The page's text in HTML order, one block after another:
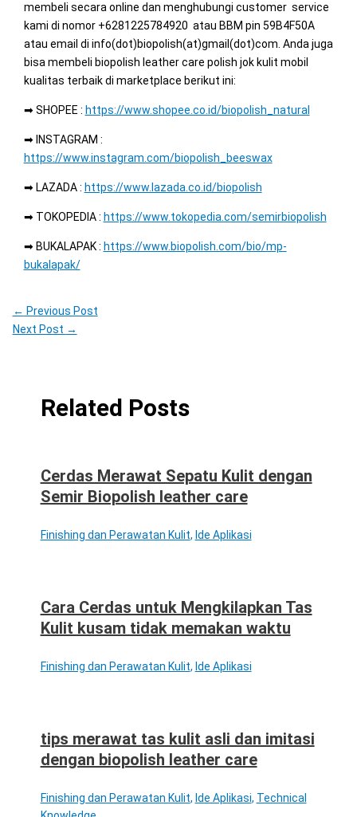
membeli secara online dan menghubungi customer service
kami di nomor +6281225784920 atau BBM pin 59B4F50A
atau email di info(dot)biopolish(at)gmail(dot)com. Anda juga
bisa membeli biopolish leather care polish jok kulit mobil
kualitas terbaik di marketplace berikut ini:
➡ SHOPEE : https://www.shopee.co.id/biopolish_natural
➡ INSTAGRAM :
https://www.instagram.com/biopolish_beeswax
➡ LAZADA : https://www.lazada.co.id/biopolish
➡ TOKOPEDIA : https://www.tokopedia.com/semirbiopolish
➡ BUKALAPAK : https://www.biopolish.com/bio/mp-
bukalapak/
← Previous Post
Next Post →
Related Posts
Cerdas Merawat Sepatu Kulit dengan
Semir Biopolish leather care
Finishing dan Perawatan Kulit, Ide Aplikasi
Cara Cerdas untuk Mengkilapkan Tas
Kulit kusam tidak memakan waktu
Finishing dan Perawatan Kulit, Ide Aplikasi
tips merawat tas kulit asli dan imitasi
dengan biopolish leather care
Finishing dan Perawatan Kulit, Ide Aplikasi, Technical